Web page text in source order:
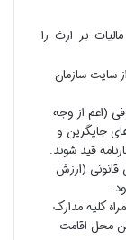
بر ارث را
سایت سازمان
(اعم از وجه
جایگزین و
قید شوند.
قانونی (ارزش
کلیه مدارک
محل اقامت